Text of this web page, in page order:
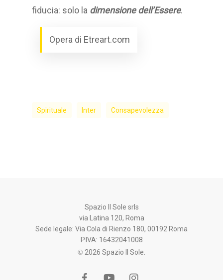
fiducia: solo la dimensione dell’Essere.
Opera di Etreart.com
Spirituale Inter Consapevolezza
Spazio Il Sole srls
via Latina 120, Roma
Sede legale: Via Cola di Rienzo 180, 00192 Roma
P.IVA: 16432041008
© 2026 Spazio Il Sole.
facebookyoutube instagram